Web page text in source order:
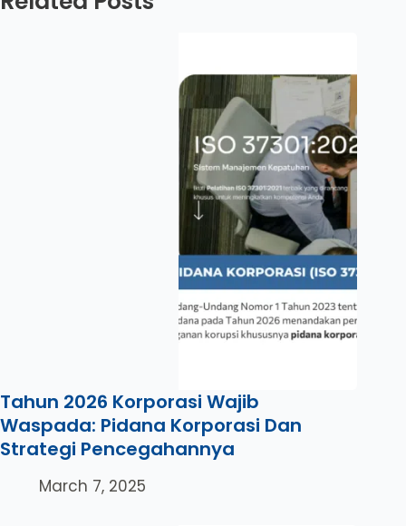
Tahun 2026 Korporasi Wajib
Waspada: Pidana Korporasi Dan
Strategi Pencegahannya
March 7, 2025